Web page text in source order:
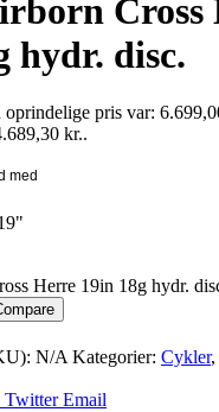
Cross
hydr. disc.
oprindelige pris var:
kr..
Herre 19in 18g hydr.
N/A Kategorier: Cykler,
Twitter Email